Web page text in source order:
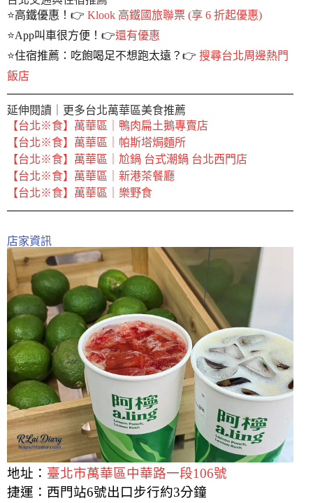
⭐️高鐵優惠！👉 Klook 高鐵國旅聯票 (享 6 折起優惠)
⭐️App叫車很方便！👉還有優惠
⭐️住宿推薦：吃飽喝足不想跑太遠？👉 搜尋台北周邊熱門
飯店
延伸閱讀｜更多台北萬華區美食推薦
【台北※食】萬華區｜鴨肉扁土鵝專賣店
【台北※食】萬華區｜帕斯塔焗麵所
【台北※食】萬華區｜尬鍋 台式潮鍋 台北西門店
【台北※食】萬華區｜新港茶餐廳
【台北※食】萬華區｜樂野食
店家資訊
地址： 臺北市萬華區中華路一段106號
捷運：西門站6號出口步行約3分鐘